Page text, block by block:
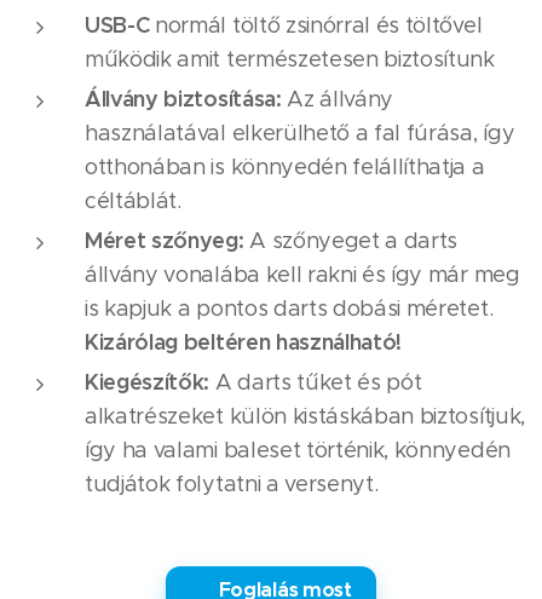
USB-C normál töltő zsinórral és töltővel
működik amit természetesen biztosítunk
Állvány biztosítása: Az állvány
használatával elkerülhető a fal fúrása, így
otthonában is könnyedén felállíthatja a
céltáblát. ​
Méret szőnyeg: A szőnyeget a darts
állvány vonalába kell rakni és így már meg
is kapjuk a pontos darts dobási méretet.
Kizárólag beltéren használható!
Kiegészítők: A darts tűket és pót
alkatrészeket külön kistáskában biztosítjuk,
így ha valami baleset történik, könnyedén
tudjátok folytatni a versenyt.
✅ Foglalás most